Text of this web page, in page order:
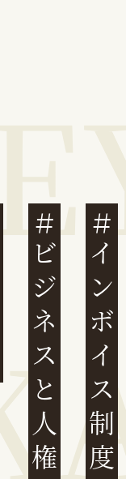
ビジネスと人権インボイス制度